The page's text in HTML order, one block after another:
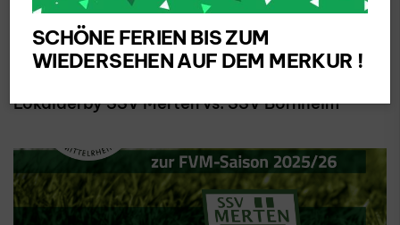
ANPFIFF ZUM ERÖFFNUNGSSPIEL
Lokalderby SSV Merten vs. SSV Bornheim
SCHÖNE FERIEN BIS ZUM
WIEDERSEHEN AUF DEM MERKUR !